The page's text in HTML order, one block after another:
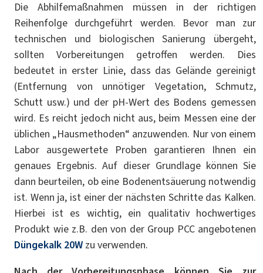
Die Abhilfemaßnahmen müssen in der richtigen
Reihenfolge durchgeführt werden. Bevor man zur
technischen und biologischen Sanierung übergeht,
sollten Vorbereitungen getroffen werden. Dies
bedeutet in erster Linie, dass das Gelände gereinigt
(Entfernung von unnötiger Vegetation, Schmutz,
Schutt usw.) und der pH-Wert des Bodens gemessen
wird. Es reicht jedoch nicht aus, beim Messen eine der
üblichen „Hausmethoden“ anzuwenden. Nur von einem
Labor ausgewertete Proben garantieren Ihnen ein
genaues Ergebnis. Auf dieser Grundlage können Sie
dann beurteilen, ob eine Bodenentsäuerung notwendig
ist. Wenn ja, ist einer der nächsten Schritte das Kalken.
Hierbei ist es wichtig, ein qualitativ hochwertiges
Produkt wie z.B. den von der Group PCC angebotenen
Düngekalk 20W zu verwenden.